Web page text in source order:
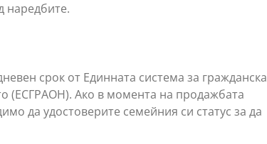
наредбите.
срок от Единната система за гражданска
(ЕСГРАОН). Ако в момента на продажбата
да удостоверите семейния си статус за да